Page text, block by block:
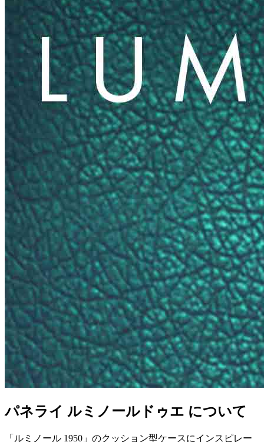
パネライ ルミノールドゥエ について
「ルミノール 1950」のクッション型ケースにインスピレー